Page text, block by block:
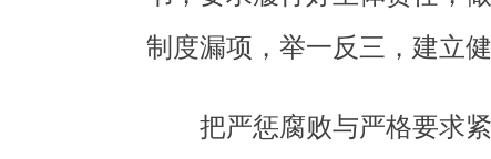
制度漏项，举一反三，建立
把严惩腐败与严格要求